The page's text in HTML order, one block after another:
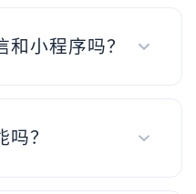
小程序吗？
？